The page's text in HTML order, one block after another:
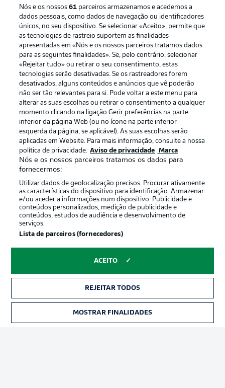
Football as it’s meant to be
APLICATIVO DA BUNDESLIGA
Oferecido por
Gerir preferências Aviso de privacidade
Termos de uso Emissoras
Nós e os nossos61 parceiros armazenamos e acedemos a
dados pessoais, como dados de navegação ou identificadores
únicos, no seu dispositivo. Se selecionar «Aceito», permite que
as tecnologias de rastreio suportem as finalidades
apresentadas em «Nós e os nossos parceiros tratamos dados
para as seguintes finalidades». Se, pelo contrário, selecionar
«Rejeitar tudo» ou retirar o seu consentimento, estas
tecnologias serão desativadas. Se os rastreadores forem
desativados, alguns conteúdos e anúncios que vê poderão
não ser tão relevantes para si. Pode voltar a este menu para
alterar as suas escolhas ou retirar o consentimento a qualquer
momento clicando na ligação Gerir preferências na parte
inferior da página Web (ou no ícone na parte inferior
esquerda da página, se aplicável). As suas escolhas serão
aplicadas em Website. Para mais informação, consulte a nossa
política de privacidade. Aviso de privacidade Marca
Nós e os nossos parceiros tratamos os dados para
fornecermos:
Utilizar dados de geolocalização precisos. Procurar ativamente
as características do dispositivo para identificação. Armazenar
e/ou aceder a informações num dispositivo. Publicidade e
conteúdos personalizados, medição de publicidade e
conteúdos, estudos de audiência e desenvolvimento de
serviços.
Lista de parceiros (fornecedores)
ACEITO
REJEITAR TODOS
MOSTRAR FINALIDADES